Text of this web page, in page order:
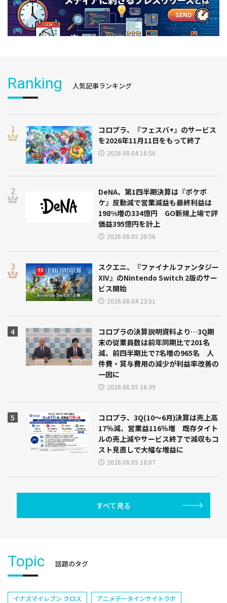
Ranking 人気記事ランキング
コロプラ、『フェスバ+』のサービス
を2026年11月11日をもって終了
2026.08.04 16:56
DeNA、第1四半期決算は『ポケポ
ケ』反動減で営業減益も最終利益は
198%増の334億円 GO新規上場で評
価益395億円を計上
2026.08.05 20:56
スクエニ、『ファイナルファンタジー
XIV』のNintendo Switch 2版のサー
ビス開始
2026.08.04 23:51
コロプラの決算説明資料より…3Q期
末の従業員数は前年同期比で201名
減、前四半期比で7名増の965名 人
件費・賞与費用の減少が利益率改善の
一因に
2026.08.05 16:39
コロプラ、3Q(10～6月)決算は売上高
17％減、営業益116％増 既存タイト
ルの売上減やサービス終了で減収もコ
スト見直しで大幅な増益に
2026.08.05 18:07
すべて見る
Topic 話題のタグ
イナズマイレブン クロス
アニメデータインサイトラボ